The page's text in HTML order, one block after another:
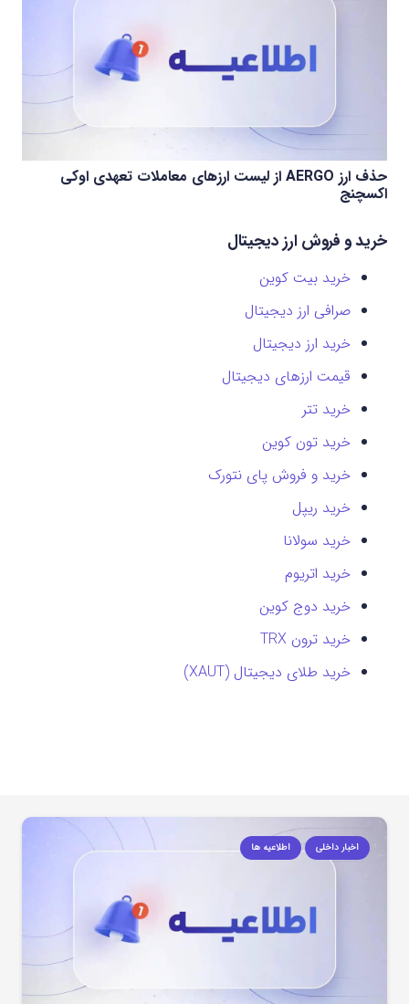
حذف ارز AERGO از لیست ارزهای معاملات تعهدی اوکی
اکسچنج
خرید و فروش ارز دیجیتال
خرید بیت کوین
صرافی ارز دیجیتال
خرید ارز دیجیتال
قیمت ارزهای دیجیتال
خرید تتر
خرید تون کوین
خرید و فروش پای نتورک
خرید ریپل
خرید سولانا
خرید اتریوم
خرید دوج کوین
خرید ترون TRX
خرید طلای دیجیتال (XAUT)
اخبار داخلی اطلاعیه ها